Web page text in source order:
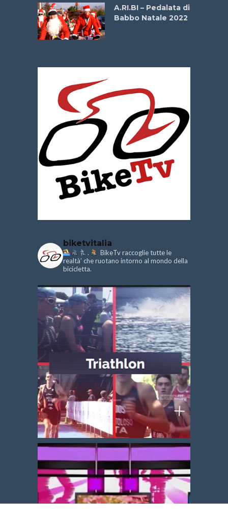
A.RI.BI – Pedalata di
Babbo Natale 2022
biketvitalia
.
BikeTv raccoglie tutte le
realtà’ che ruotano intorno al mondo della
bicicletta.